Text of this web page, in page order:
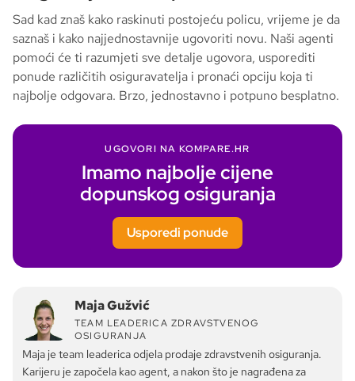
Sad kad znaš kako raskinuti postojeću policu, vrijeme je da
saznaš i kako najjednostavnije ugovoriti novu. Naši agenti
pomoći će ti razumjeti sve detalje ugovora, usporediti
ponude različitih osiguravatelja i pronaći opciju koja ti
najbolje odgovara. Brzo, jednostavno i potpuno besplatno.
UGOVORI NA KOMPARE.HR
Imamo najbolje cijene
dopunskog osiguranja
Usporedi ponude
Maja Gužvić
TEAM LEADERICA ZDRAVSTVENOG
OSIGURANJA
Maja je team leaderica odjela prodaje zdravstvenih osiguranja.
Karijeru je započela kao agent, a nakon što je nagrađena za